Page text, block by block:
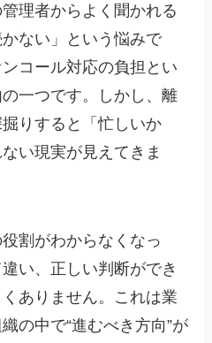
理者からよく聞かれる
ない」という悩みで
コール対応の負担とい
一つです。しかし、離
りすると「忙しいか
い現実が見えてきま
割がわからなくなっ
い、正しい判断ができ
ありません。これは業
の中で“進むべき方向”が